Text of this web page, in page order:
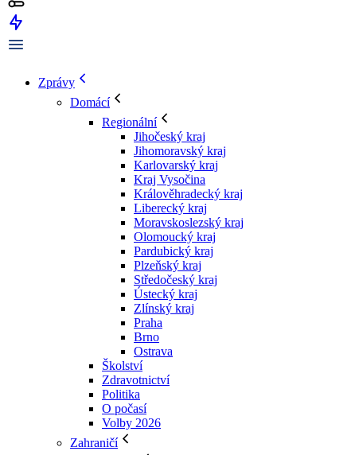
Zprávy
Domácí
Regionální
Jihočeský kraj
Jihomoravský kraj
Karlovarský kraj
Kraj Vysočina
Králověhradecký kraj
Liberecký kraj
Moravskoslezský kraj
Olomoucký kraj
Pardubický kraj
Plzeňský kraj
Středočeský kraj
Ústecký kraj
Zlínský kraj
Praha
Brno
Ostrava
Školství
Zdravotnictví
Politika
O počasí
Volby 2026
Zahraničí